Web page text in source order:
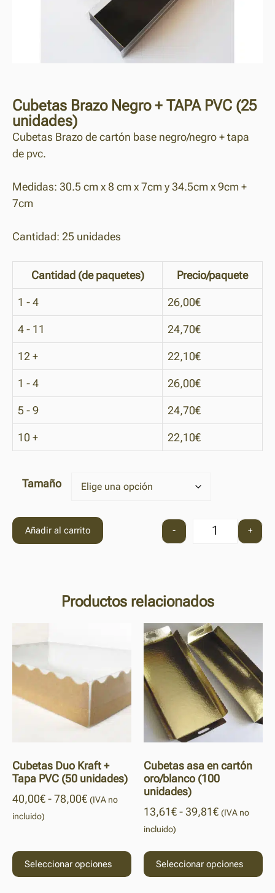
Cubetas Brazo Negro + TAPA PVC (25
unidades)
Cubetas Brazo de cartón base negro/negro + tapa
de pvc.
Medidas: 30.5 cm x 8 cm x 7cm y 34.5cm x 9cm +
7cm
Cantidad: 25 unidades
Cantidad (de paquetes) Precio/paquete
1 - 4 26,00€
4 - 11 24,70€
12 + 22,10€
1 - 4 26,00€
5 - 9 24,70€
10 + 22,10€
Tamaño
- +
Añadir al carrito
Productos relacionados
Cubetas Duo Kraft +
Tapa PVC (50 unidades)
40,00€-78,00€ (IVA no
incluido)
Seleccionar opciones
Cubetas asa en cartón
oro/blanco (100
unidades)
13,61€-39,81€ (IVA no
incluido)
Seleccionar opciones